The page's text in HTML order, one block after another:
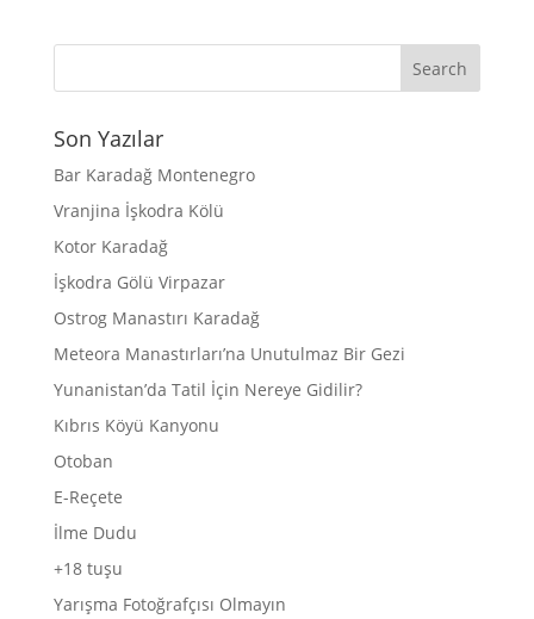
Son Yazılar
Bar Karadağ Montenegro
Vranjina İşkodra Kölü
Kotor Karadağ
İşkodra Gölü Virpazar
Ostrog Manastırı Karadağ
Meteora Manastırları’na Unutulmaz Bir Gezi
Yunanistan’da Tatil İçin Nereye Gidilir?
Kıbrıs Köyü Kanyonu
Otoban
E-Reçete
İlme Dudu
+18 tuşu
Yarışma Fotoğrafçısı Olmayın